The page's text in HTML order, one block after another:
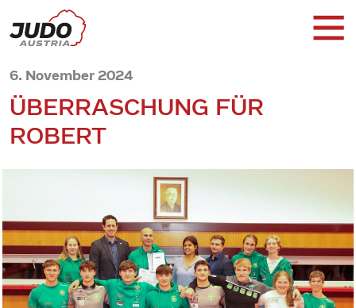
6. November 2024
ÜBERRASCHUNG FÜR
ROBERT